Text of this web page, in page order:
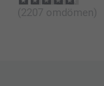
(2207 omdömen)